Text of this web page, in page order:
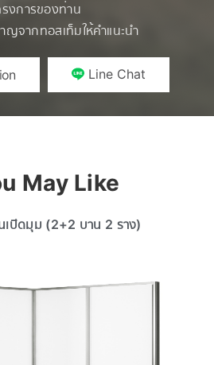
รงการของท่าน
ญจากทอสเท็มให้คำแนะนำ
Line Chat
May Like
เปิดมุม (2+2 บาน 2 ราง)